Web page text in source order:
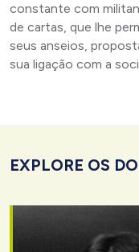
constante com
de cartas, que lhe
seus anseios,
sua ligação com a
EXPLORE OS